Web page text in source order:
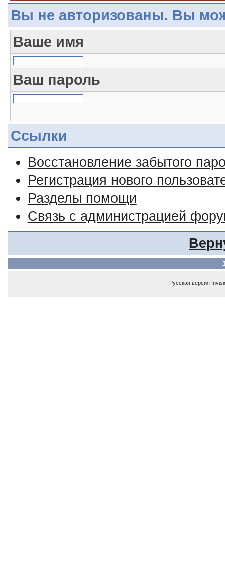
Вы не авторизованы. Вы
Ваше имя
Ваш пароль
Ссылки
Восстановление забытого
Регистрация нового
Разделы помощи
Связь с администрацией
Русская версия